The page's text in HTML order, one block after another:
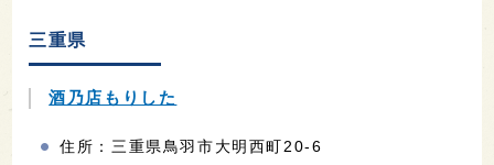
三重県
酒乃店もりした
住所：三重県鳥羽市大明西町20-6